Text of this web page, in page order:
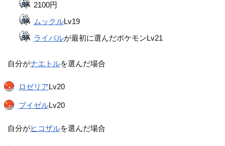
2100円
ムックルLv19
ライバルが最初に選んだポケモンLv21
自分がナエトルを選んだ場合
ロゼリアLv20
ブイゼルLv20
自分がヒコザルを選んだ場合